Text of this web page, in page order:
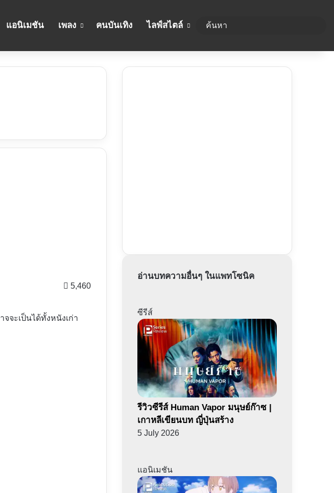
แอนิเมชัน เพลง คนบันเทิง ไลฟ์สไตล์
5,460
จะเป็นได้ทั้งหนังเก่า
อ่านบทความอื่นๆ ในแพทโซนิค
ซีรีส์
รีวิวซีรีส์ Human Vapor มนุษย์ก๊าซ |
เกาหลีเขียนบท ญี่ปุ่นสร้าง
5 July 2026
แอนิเมชัน